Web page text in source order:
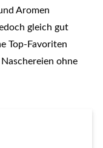
Aromen
gleich gut
Top-Favoriten
ohne